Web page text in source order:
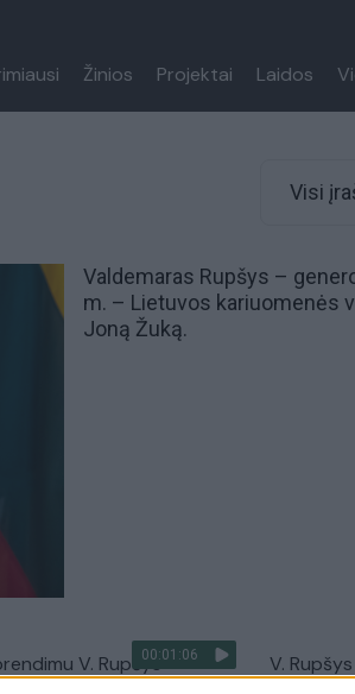
Žinios Projektai Laidos
Visi
Valdemaras Rupšys –
m. – Lietuvos kariuomenės
Joną Žuką.
00:01:06
V. Rupšys –
V.